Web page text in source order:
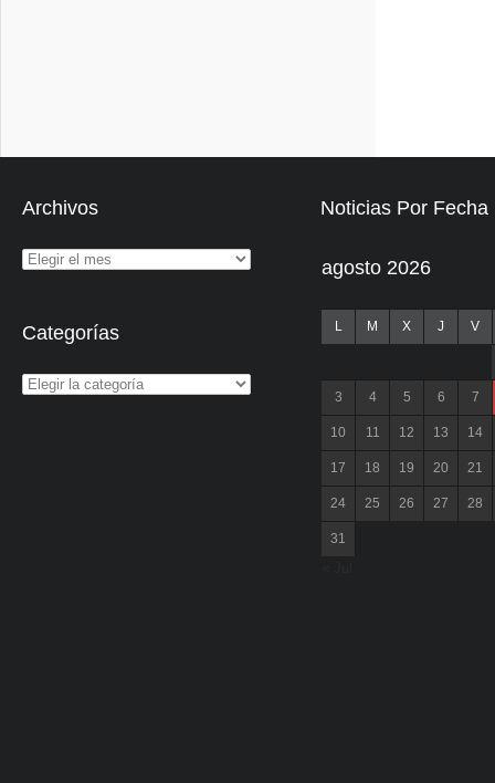
Archivos
Categorías
Noticias Por Fecha
agosto 2026
L M X J V
3 4 5 6 7
10 11 12 13 14
17 18 19 20 21
24 25 26 27 28
31